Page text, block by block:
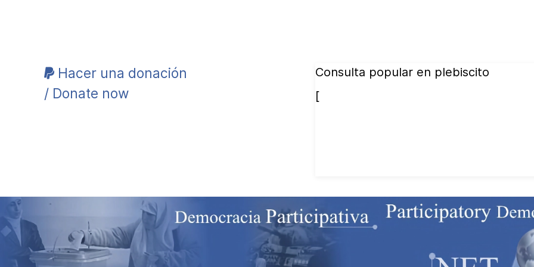
Hacer una donación
/ Donate now
Consulta popular en plebiscito
[